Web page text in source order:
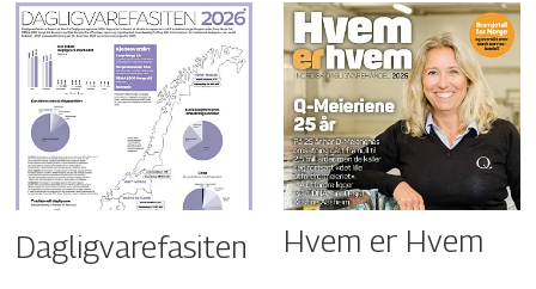
Dagligvarefasiten Hvem er Hvem